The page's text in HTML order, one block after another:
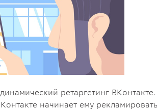
ретаргетинг ВКонтакте.
начинает ему